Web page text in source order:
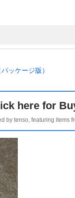
ッケージ版）
here for
by tenso, featuring items